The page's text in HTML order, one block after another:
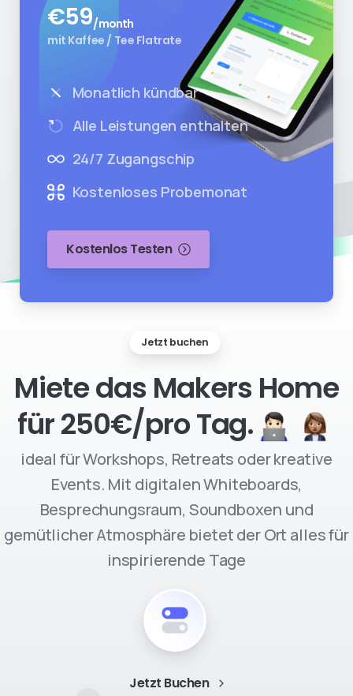
€59/month
mit Kaffee / Tee Flatrate
Monatlich kündbar
Alle Leistungen enthalten
24/7 Zugangschip
Kostenloses Probemonat
Kostenlos Testen
Jetzt buchen
Miete das Makers Home
für 250€/pro Tag.
ideal für Workshops, Retreats oder kreative
Events. Mit digitalen Whiteboards,
Besprechungsraum, Soundboxen und
gemütlicher Atmosphäre bietet der Ort alles für
inspirierende Tage
Jetzt Buchen